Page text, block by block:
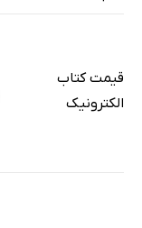
قیمت کتاب
الکترونیک